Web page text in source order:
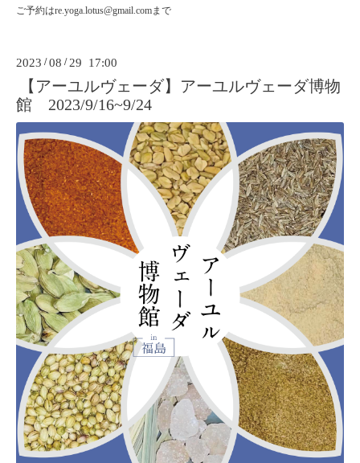
ご予約はre.yoga.lotus@gmail.comまで
2023 /08 / 29 17:00
【アーユルヴェーダ】アーユルヴェーダ博物
館 2023/9/16~9/24